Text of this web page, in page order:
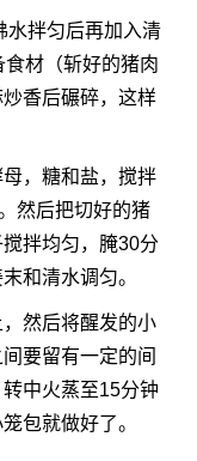
水拌匀后再加入清
材（斩好的猪肉
香后碾碎，这样
，糖和盐，搅拌
然后把切好的猪
拌均匀，腌30分
和清水调匀。
然后将醒发的小
要留有一定的间
中火蒸至15分钟
包就做好了。